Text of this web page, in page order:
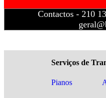
Contactos - 210
Serviços de
Pianos